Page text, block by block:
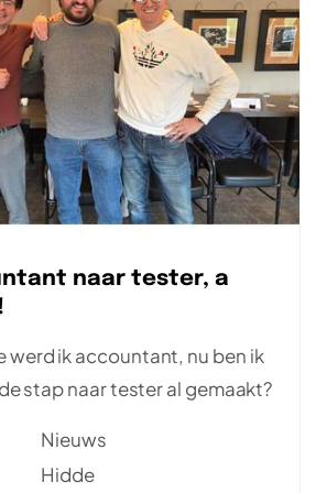
naar tester, a
werd ik accountant, nu ben ik
stap naar tester al gemaakt?
Nieuws
Hidde